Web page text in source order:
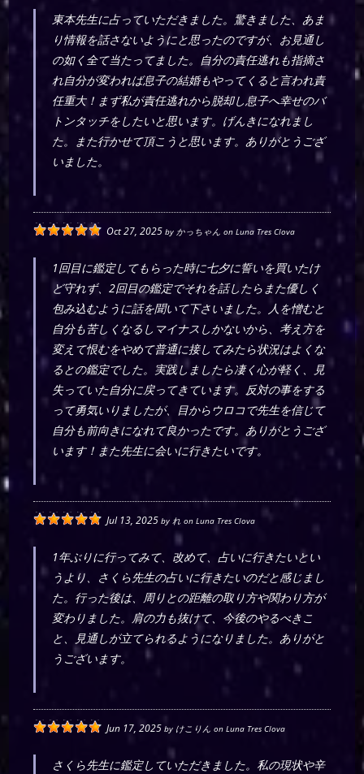
東本先生に占っていただきました。驚きました、あま
り情報を話さないようにと思ったのですが、お見通し
の如く全て当たってました。自分の責任逃れも指摘さ
れ自分が変われば息子の結婚もやってくると言われ責
任重大！まず私が責任逃れから脱却し息子へ幸せのバ
トンタッチをしたいと思います。げんきになれまし
た。また行かせて頂こうと思います。ありがとうござ
いました。
Oct 27, 2025 by かっちゃん onLuna Tres Clova
1回目に鑑定してもらった時に七夕に誓いを買いたけ
ど守れず、2回目の鑑定でそれを話したらまた優しく
包み込むように話を聞いて下さいました。人を憎むと
自分も苦しくなるしマイナスしかないから、考え方を
変えて恨むをやめて普通に接してみたら状況はよくな
るとの鑑定でした。実践しましたら凄く心が軽く、見
失っていた自分に戻ってきています。反対の事をする
って勇気いりましたが、目からウロコで先生を信じて
自分も前向きになれて良かったです。ありがとうござ
います！また先生に会いに行きたいです。
Jul 13, 2025 byれ onLuna Tres Clova
1年ぶりに行ってみて、改めて、占いに行きたいとい
うより、さくら先生の占いに行きたいのだと感じまし
た。行った後は、周りとの距離の取り方や関わり方が
変わりました。肩の力も抜けて、今後のやるべきこ
と、見通しが立てられるようになりました。ありがと
うございます。
Jun 17, 2025 by けこりん onLuna Tres Clova
さくら先生に鑑定していただきました。私の現状や辛